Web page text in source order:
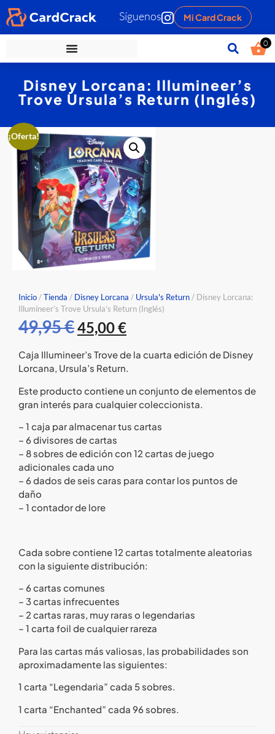
Síguenos Mi Card Crack
0
Disney Lorcana: Illumineer’s
Trove Ursula’s Return (Inglés)
¡Oferta!
Inicio/Tienda / Disney Lorcana / Ursula's Return/ Disney Lorcana:
Illumineer’s Trove Ursula’s Return (Inglés)
49,95€45,00€
Caja Illumineer’s Trove de la cuarta edición de Disney
Lorcana, Ursula’s Return.
Este producto contiene un conjunto de elementos de
gran interés para cualquier coleccionista.
– 1 caja par almacenar tus cartas
– 6 divisores de cartas
– 8 sobres de edición con 12 cartas de juego
adicionales cada uno
– 6 dados de seis caras para contar los puntos de
daño
– 1 contador de lore
Cada sobre contiene 12 cartas totalmente aleatorias
con la siguiente distribución:
– 6 cartas comunes
– 3 cartas infrecuentes
– 2 cartas raras, muy raras o legendarias
– 1 carta foil de cualquier rareza
Para las cartas más valiosas, las probabilidades son
aproximadamente las siguientes:
1 carta “Legendaria” cada 5 sobres.
1 carta “Enchanted” cada 96 sobres.